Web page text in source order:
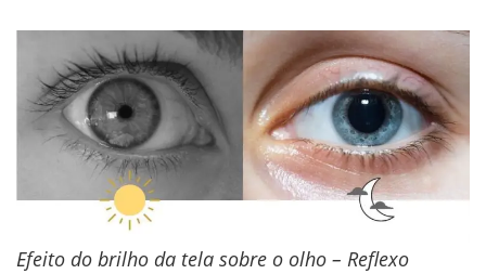
Efeito do brilho da tela sobre o olho – Reflexo